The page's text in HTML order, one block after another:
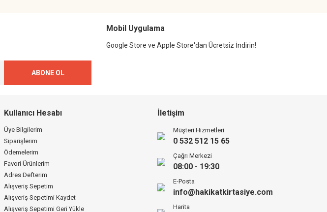
ABONE OL
Mobil Uygulama
Google Store ve Apple Store'dan Ücretsiz İndirin!
Kullanıcı Hesabı
Üye Bilgilerim
Siparişlerim
Ödemelerim
Favori Ürünlerim
Adres Defterim
Alışveriş Sepetim
Alışveriş Sepetimi Kaydet
Alışveriş Sepetimi Geri Yükle
İletişim
Müşteri Hizmetleri
0 532 512 15 65
Çağrı Merkezi
08:00 - 19:30
E-Posta
info@hakikatkirtasiye.com
Harita